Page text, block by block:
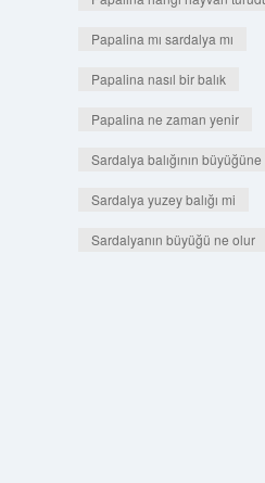
Papalina mı sardalya mı
Papalina nasıl bir balık
Papalina ne zaman yenir
Sardalya balığının
Sardalya yuzey balığı mi
Sardalyanın büyüğü ne olur